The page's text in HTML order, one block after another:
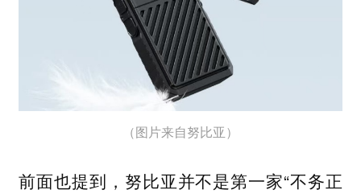
（图片来自努比亚）
前面也提到，努比亚并不是第一家“不务正